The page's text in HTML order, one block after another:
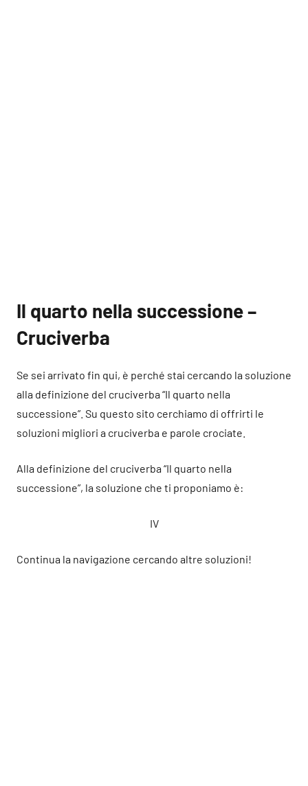
Il quarto nella successione –
Cruciverba
Se sei arrivato fin qui, è perché stai cercando la soluzione
alla definizione del cruciverba “Il quarto nella
successione”. Su questo sito cerchiamo di offrirti le
soluzioni migliori a cruciverba e parole crociate.
Alla definizione del cruciverba “Il quarto nella
successione”, la soluzione che ti proponiamo è:
IV
Continua la navigazione cercando altre soluzioni!